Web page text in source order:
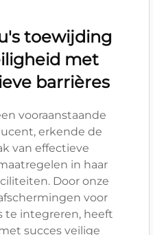
toewijding
met
barrières
vooraanstaande
erkende de
van effectieve
in haar
Door onze
voor
te integreren, heeft
succes veilige